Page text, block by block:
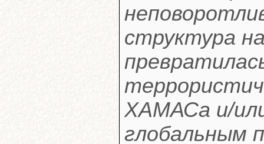
структура
ХАМАСа и/
глобальным